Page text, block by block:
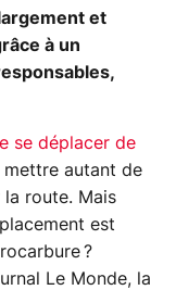
et
à un
se déplacer de
mettre autant de
la route. Mais
est
?
Le Monde, la